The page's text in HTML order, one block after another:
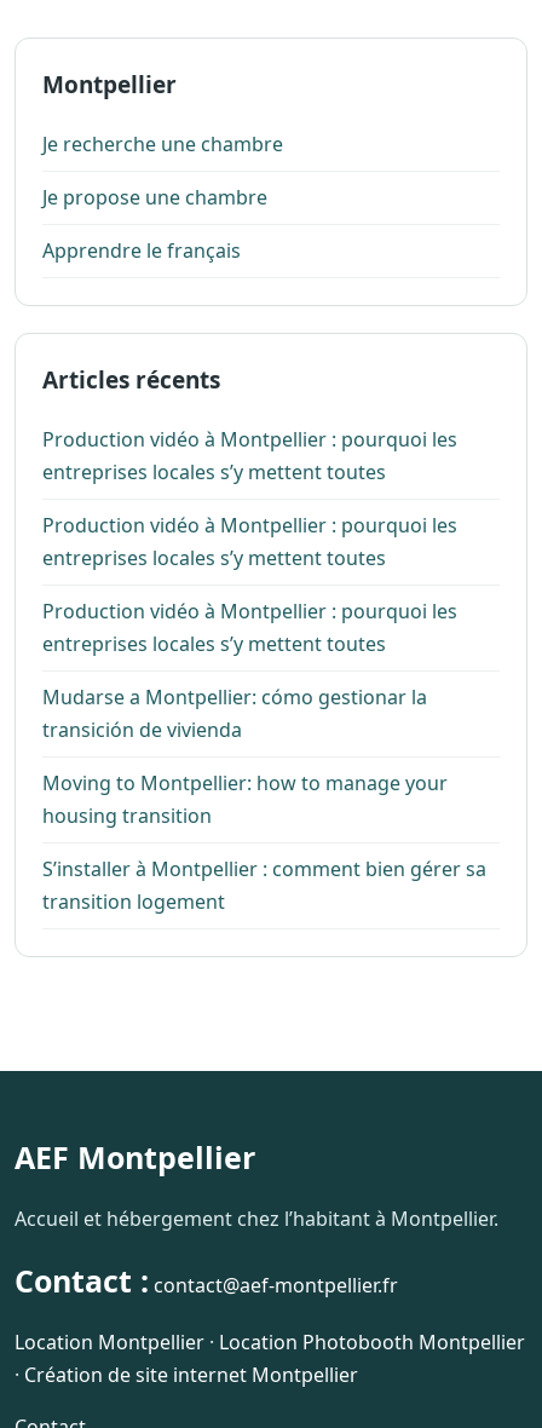
Montpellier
Je recherche une chambre
Je propose une chambre
Apprendre le français
Articles récents
Production vidéo à Montpellier : pourquoi les
entreprises locales s’y mettent toutes
Production vidéo à Montpellier : pourquoi les
entreprises locales s’y mettent toutes
Production vidéo à Montpellier : pourquoi les
entreprises locales s’y mettent toutes
Mudarse a Montpellier: cómo gestionar la
transición de vivienda
Moving to Montpellier: how to manage your
housing transition
S’installer à Montpellier : comment bien gérer sa
transition logement
AEF Montpellier
Accueil et hébergement chez l’habitant à Montpellier.
Contact : contact@aef-montpellier.fr
Location Montpellier · Location Photobooth Montpellier
· Création de site internet Montpellier